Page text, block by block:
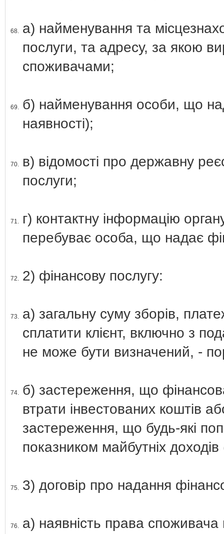
68. а) найменування та
послуги, та адресу, за якою
споживачами;
69. б) найменування особи, що
наявності);
70.
в) відомості про державну
послуги;
71.
г) контактну інформацію
перебуває особа, що надає
72. 2) фінансову послугу:
73. а) загальну суму зборів,
сплатити клієнт, включно з
не може бути визначений, -
74. б) застереження, що
втрати інвестованих коштів
застереження, що будь-які
показником майбутніх
75. 3) договір про надання
76. а) наявність права споживача